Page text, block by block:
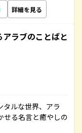
詳細を見る
ラブのことばと
タルな世界、アラ
せる名言と癒やしの